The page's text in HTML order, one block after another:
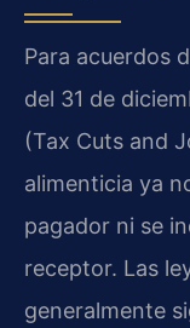
Para acuerdos
del 31 de
(Tax Cuts and
alimenticia ya
pagador ni se
receptor. Las
generalmente